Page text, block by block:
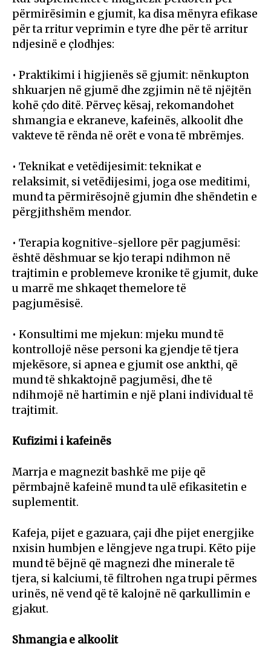
përmirësimin e gjumit, ka disa mënyra efikase
për ta rritur veprimin e tyre dhe për të arritur
ndjesinë e çlodhjes:
• Praktikimi i higjienës së gjumit: nënkupton
shkuarjen në gjumë dhe zgjimin në të njëjtën
kohë çdo ditë. Përveç kësaj, rekomandohet
shmangia e ekraneve, kafeinës, alkoolit dhe
vakteve të rënda në orët e vona të mbrëmjes.
• Teknikat e vetëdijesimit: teknikat e
relaksimit, si vetëdijesimi, joga ose meditimi,
mund ta përmirësojnë gjumin dhe shëndetin e
përgjithshëm mendor.
• Terapia kognitive-sjellore për pagjumësi:
është dëshmuar se kjo terapi ndihmon në
trajtimin e problemeve kronike të gjumit, duke
u marrë me shkaqet themelore të
pagjumësisë.
• Konsultimi me mjekun: mjeku mund të
kontrollojë nëse personi ka gjendje të tjera
mjekësore, si apnea e gjumit ose ankthi, që
mund të shkaktojnë pagjumësi, dhe të
ndihmojë në hartimin e një plani individual të
trajtimit.
Kufizimi i kafeinës
Marrja e magnezit bashkë me pije që
përmbajnë kafeinë mund ta ulë efikasitetin e
suplementit.
Kafeja, pijet e gazuara, çaji dhe pijet energjike
nxisin humbjen e lëngjeve nga trupi. Këto pije
mund të bëjnë që magnezi dhe minerale të
tjera, si kalciumi, të filtrohen nga trupi përmes
urinës, në vend që të kalojnë në qarkullimin e
gjakut.
Shmangia e alkoolit